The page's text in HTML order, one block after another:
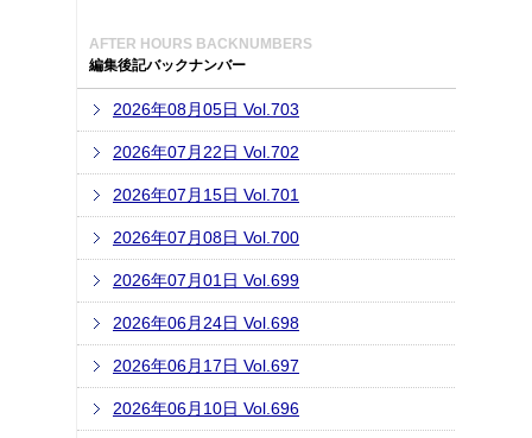
AFTER HOURS BACKNUMBERS
編集後記バックナンバー
2026年08月05日 Vol.703
2026年07月22日 Vol.702
2026年07月15日 Vol.701
2026年07月08日 Vol.700
2026年07月01日 Vol.699
2026年06月24日 Vol.698
2026年06月17日 Vol.697
2026年06月10日 Vol.696